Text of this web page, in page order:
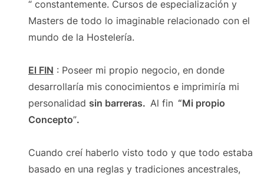
“ constantemente. Cursos de especialización y
Masters de todo lo imaginable relacionado con el
mundo de la Hostelería.
El FIN : Poseer mi propio negocio, en donde
desarrollaría mis conocimientos e imprimiría mi
personalidad sin barreras. Al fin“Mi propio
Concepto”.
Cuando creí haberlo visto todo y que todo estaba
basado en una reglas y tradiciones ancestrales,